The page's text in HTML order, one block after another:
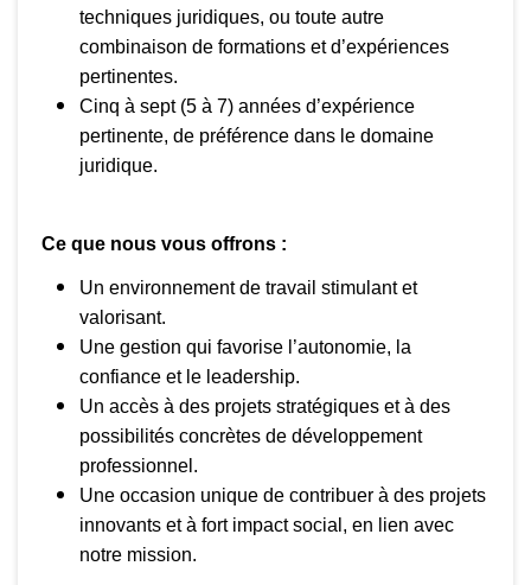
techniques juridiques, ou toute autre
combinaison de formations et d’expériences
pertinentes.
Cinq à sept (5 à 7) années d’expérience
pertinente, de préférence dans le domaine
juridique.
Ce que nous vous offrons :
Un environnement de travail stimulant et
valorisant.
Une gestion qui favorise l’autonomie, la
confiance et le leadership.
Un accès à des projets stratégiques et à des
possibilités concrètes de développement
professionnel.
Une occasion unique de contribuer à des projets
innovants et à fort impact social, en lien avec
notre mission.